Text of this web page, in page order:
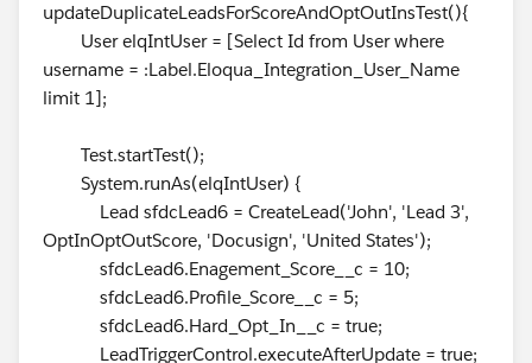
updateDuplicateLeadsForScoreAndOptOutInsTest(){
User elqIntUser = [Select Id from User where
username = :Label.Eloqua_Integration_User_Name
limit 1];
Test.startTest();
System.runAs(elqIntUser) {
Lead sfdcLead6 = CreateLead('John', 'Lead 3',
OptInOptOutScore, 'Docusign', 'United States');
sfdcLead6.Enagement_Score__c = 10;
sfdcLead6.Profile_Score__c = 5;
sfdcLead6.Hard_Opt_In__c = true;
LeadTriggerControl.executeAfterUpdate = true;